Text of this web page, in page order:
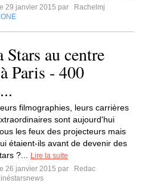
29 janvier 2015 par
Rachelmj
au centre
Paris - 400
filmographies, leurs carrières
sont aujourd'hui
les feux des projecteurs mais
étaient-ils avant de devenir des
?...
Lire la suite
26 janvier 2015 par
Redac